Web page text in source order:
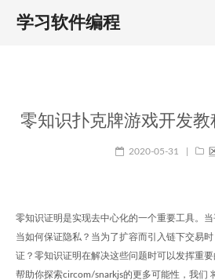
学习软件编程
零知识扑克牌游戏开发教
2020-05-31
零知识证明是实现去中心化的一个重要工具。
当如何保证隐私？当为了扩容而引入链下交易
证？零知识证明在解决这些问题时可以发挥重
帮助你探索circom/snarkjs的更多可能性，我们